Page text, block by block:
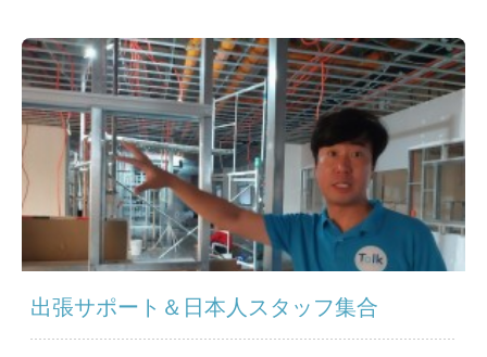
出張サポート＆日本人スタッフ集合